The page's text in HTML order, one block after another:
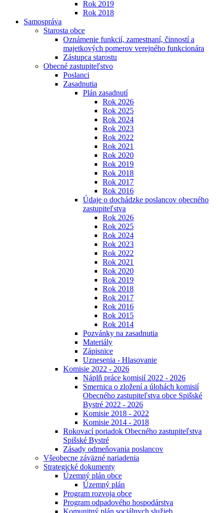
Rok 2019
Rok 2018
Samospráva
Starosta obce
Oznámenie funkcií, zamestnaní, činností a
majetkových pomerov verejného funkcionára
Zástupca starostu
Obecné zastupiteľstvo
Poslanci
Zasadnutia
Plán zasadnutí
Rok 2026
Rok 2025
Rok 2024
Rok 2023
Rok 2022
Rok 2021
Rok 2020
Rok 2019
Rok 2018
Rok 2017
Rok 2016
Údaje o dochádzke poslancov obecného
zastupiteľstva
Rok 2026
Rok 2025
Rok 2024
Rok 2023
Rok 2022
Rok 2021
Rok 2020
Rok 2019
Rok 2018
Rok 2017
Rok 2016
Rok 2015
Rok 2014
Pozvánky na zasadnutia
Materiály
Zápisnice
Uznesenia - Hlasovanie
Komisie 2022 - 2026
Náplň práce komisií 2022 - 2026
Smernica o zložení a úlohách komisií
Obecného zastupiteľstva obce Spišské
Bystré 2022 - 2026
Komisie 2018 - 2022
Komisie 2014 - 2018
Rokovací poriadok Obecného zastupiteľstva
Spišské Bystré
Zásady odmeňovania poslancov
Všeobecne záväzné nariadenia
Strategické dokumenty
Územný plán obce
Územný plán
Program rozvoja obce
Program odpadového hospodárstva
Komunitný plán sociálnych služieb